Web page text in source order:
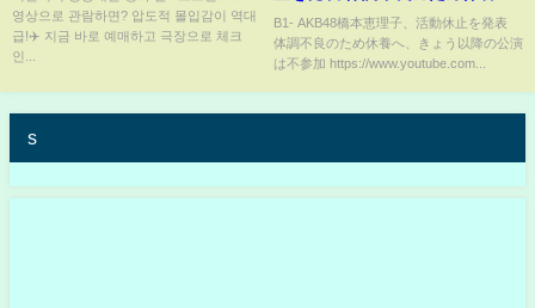
영상으로 관람하면? 압도적 몰입감이 역대
급!✈️ 지금 바로 예매하고 극장으로 체크
인...
へ、きょう以降の公演は不参加
B1- AKB48橋本恵理子、活動休止を発表
体調不良のため休養へ、きょう以降の公演
は不参加 https://www.youtube.com...
s